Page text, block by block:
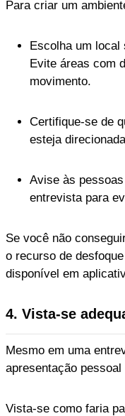
Para criar um
Escolha um local
Evite áreas com
movimento.
Certifique-se de
esteja
Avise às
entrevista para
Se você não
o recurso de
disponível em
4. Vista-se
Mesmo em uma
apresentação
Vista-se como faria